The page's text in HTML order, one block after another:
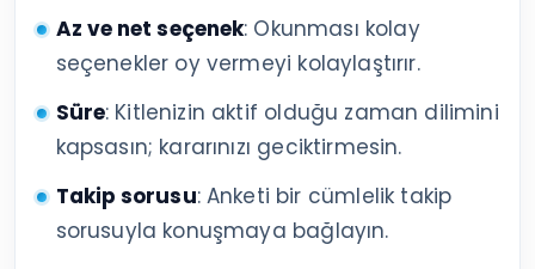
Az ve net seçenek: Okunması kolay
seçenekler oy vermeyi kolaylaştırır.
Süre: Kitlenizin aktif olduğu zaman dilimini
kapsasın; kararınızı geciktirmesin.
Takip sorusu: Anketi bir cümlelik takip
sorusuyla konuşmaya bağlayın.